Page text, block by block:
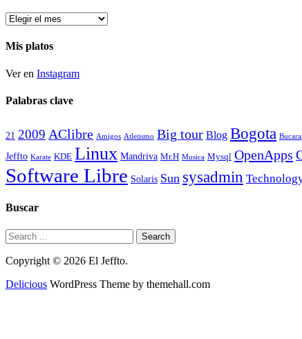
El
Mis platos
Ver en Instagram
Palabras clave
21 2009 AClibre Amigos Atletismo Big tour Blog Bogota
Jeffto Karate KDE Linux Mandriva Mr.H Musica Mysql OpenApps
Software Libre Solaris Sun sysadmin
Buscar
Copyright © 2026 El Jeffto.
Delicious WordPress Theme by themehall.com